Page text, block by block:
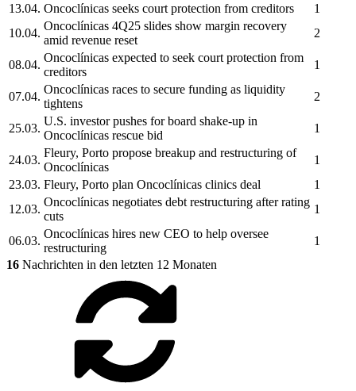
13.04. Oncoclínicas seeks court protection from creditors
1
10.04.
Oncoclínicas 4Q25 slides show margin recovery
amid revenue reset
2
08.04.
Oncoclínicas expected to seek court protection from
creditors
1
07.04.
Oncoclínicas races to secure funding as liquidity
tightens
2
25.03.
U.S. investor pushes for board shake-up in
Oncoclínicas rescue bid
1
24.03.
Fleury, Porto propose breakup and restructuring of
Oncoclínicas
1
23.03. Fleury, Porto plan Oncoclínicas clinics deal
1
12.03.
Oncoclínicas negotiates debt restructuring after rating
cuts
1
06.03.
Oncoclínicas hires new CEO to help oversee
restructuring
1
16 Nachrichten in den letzten 12 Monaten